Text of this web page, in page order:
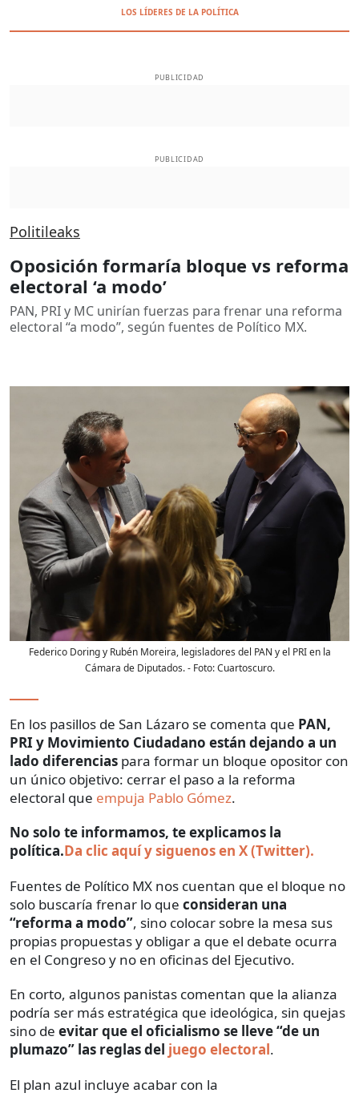
LOS LÍDERES DE LA POLÍTICA
PUBLICIDAD
PUBLICIDAD
Politileaks
Oposición formaría bloque vs reforma
electoral ‘a modo’
PAN, PRI y MC unirían fuerzas para frenar una reforma
electoral “a modo”, según fuentes de Político MX.
Federico Doring y Rubén Moreira, legisladores del PAN y el PRI en la
Cámara de Diputados.- Foto:Cuartoscuro.
En los pasillos de San Lázaro se comenta que PAN,
PRI y Movimiento Ciudadano están dejando a un
lado diferencias para formar un bloque opositor con
un único objetivo: cerrar el paso a la reforma
electoral que empuja Pablo Gómez.
No solo te informamos, te explicamos la
política.Da clic aquí y siguenos en X (Twitter).
Fuentes de Político MX nos cuentan que el bloque no
solo buscaría frenar lo que consideran una
“reforma a modo”, sino colocar sobre la mesa sus
propias propuestas y obligar a que el debate ocurra
en el Congreso y no en oficinas del Ejecutivo.
En corto, algunos panistas comentan que la alianza
podría ser más estratégica que ideológica, sin quejas
sino de evitar que el oficialismo se lleve “de un
plumazo” las reglas del juego electoral.
El plan azul incluye acabar con la